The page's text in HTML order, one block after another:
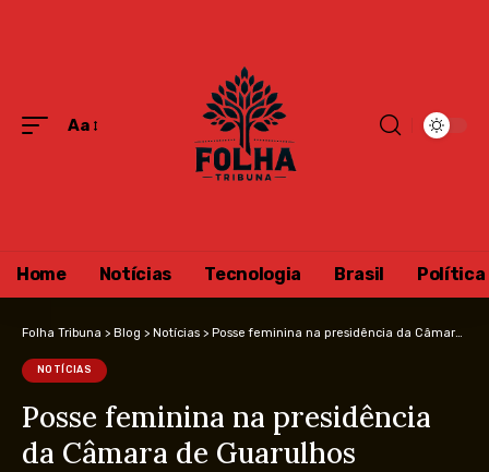
Aa
Home Notícias Tecnologia Brasil Política
Folha Tribuna > Blog > Notícias > Posse feminina na presidência da Câmara de Guarulhos
NOTÍCIAS
Posse feminina na presidência
da Câmara de Guarulhos